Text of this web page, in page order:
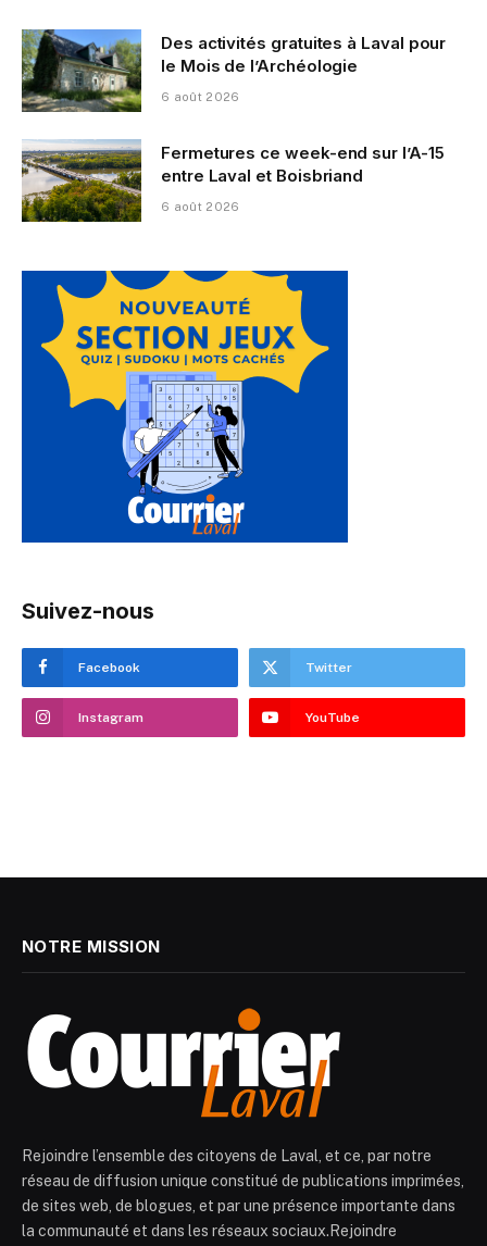
Des activités gratuites à Laval pour
le Mois de l’Archéologie
6 août 2026
Fermetures ce week-end sur l’A-15
entre Laval et Boisbriand
6 août 2026
Suivez-nous
Facebook Twitter
Instagram YouTube
NOTRE MISSION
Rejoindre l’ensemble des citoyens de Laval, et ce, par notre
réseau de diffusion unique constitué de publications imprimées,
de sites web, de blogues, et par une présence importante dans
la communauté et dans les réseaux sociaux.Rejoindre